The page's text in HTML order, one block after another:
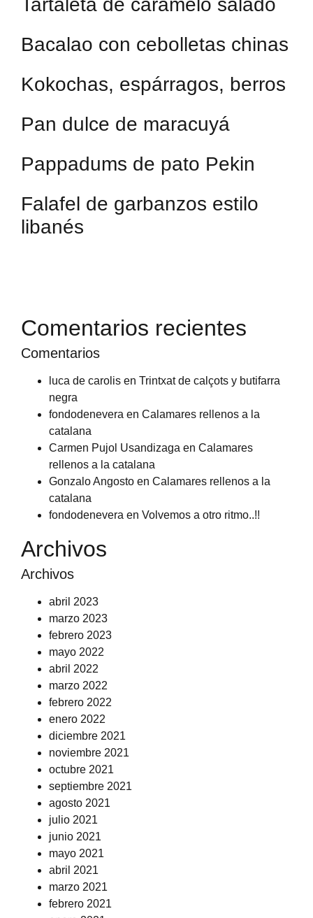
Tartaleta de caramelo salado
Bacalao con cebolletas chinas
Kokochas, espárragos, berros
Pan dulce de maracuyá
Pappadums de pato Pekin
Falafel de garbanzos estilo
libanés
Comentarios recientes
Comentarios
luca de carolis en Trintxat de calçots y butifarra
negra
fondodenevera en Calamares rellenos a la
catalana
Carmen Pujol Usandizaga en Calamares
rellenos a la catalana
Gonzalo Angosto en Calamares rellenos a la
catalana
fondodenevera en Volvemos a otro ritmo..!!
Archivos
Archivos
abril 2023
marzo 2023
febrero 2023
mayo 2022
abril 2022
marzo 2022
febrero 2022
enero 2022
diciembre 2021
noviembre 2021
octubre 2021
septiembre 2021
agosto 2021
julio 2021
junio 2021
mayo 2021
abril 2021
marzo 2021
febrero 2021